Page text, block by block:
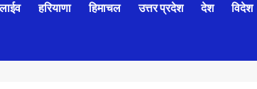
हरियाणा हिमाचल उत्तर प्रदेश देश विदेश